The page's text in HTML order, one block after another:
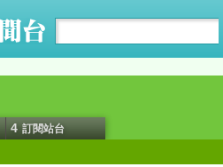
4 訂閱站台